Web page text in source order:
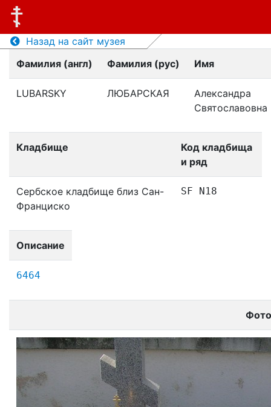
Назад на сайт музея
Фамилия (англ)
Фамилия (рус) Имя
LUBARSKY ЛЮБАРСКАЯ
Александра
Святославовна
Кладбище
Код кладбища
и ряд
Сербское кладбище близ Сан-
Франциско
SF N18
Описание
6464
Фото